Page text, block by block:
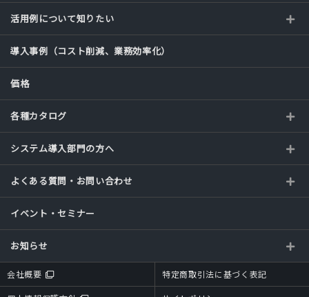
活用例について知りたい
導入事例（コスト削減、業務効率化）
価格
各種カタログ
システム導入部門の方へ
よくある質問・お問い合わせ
イベント・セミナー
お知らせ
会社概要 特定商取引法に基づく表記